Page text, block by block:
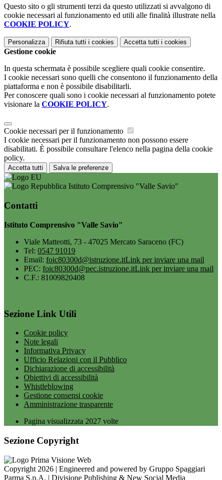
Questo sito o gli strumenti terzi da questo utilizzati si avvalgono di
cookie necessari al funzionamento ed utili alle finalità illustrate nella
COOKIE POLICY.
Personalizza Rifiuta tutti i cookies Accetta tutti i cookies
Gestione cookie
In questa schermata è possibile scegliere quali cookie consentire.
I cookie necessari sono quelli che consentono il funzionamento della
piattaforma e non è possibile disabilitarli.
Per conoscere quali sono i cookie necessari al funzionamento potete
visionare la COOKIE POLICY.
Cookie necessari per il funzionamento
I cookie necessari per il funzionamento non possono essere
disabilitati. È possibile consultare l'elenco nella pagina della cookie
policy.
Accetta tutti Salva le preferenze
Istituto Comprensivo "Valle Savio"
Contatti
Istituto Comprensivo "Valle Savio"
Viale Matteotti, 73 - 47025 Mercato Saraceno (FC)
Tel: 0547 91019
Email: foic80300d@istruzione.itLink per inviare una mail
PEC: foic80300d@pec.istruzione.itLink per inviare una mail
C.F.: 81009820408
Sezione Link Utili
Cookie policy
Note legali
Informativa Privacy
Ufficio Relazioni con il Pubblico
Dichiarazione di accessibilità
Obiettivi di accessibilità
Whistleblowing
Gestione consensi cookie
Amministrazione trasparente
Pagina visualizzata 2027 volte
Sezione Copyright
Copyright 2026 | Engineered and powered by Gruppo Spaggiari
Parma S.p.A. | Divisione Publishing & New Social Media